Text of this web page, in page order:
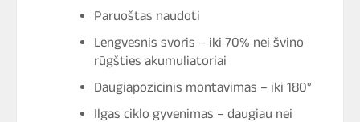
Paruoštas naudoti
Lengvesnis svoris – iki 70% nei švino
rūgšties akumuliatoriai
Daugiapozicinis montavimas – iki 180°
Ilgas ciklo gyvenimas – daugiau nei